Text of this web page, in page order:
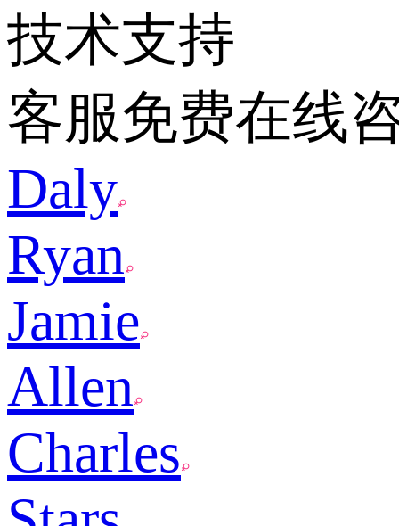
技术支持
客服免费在线
Daly
Ryan
Jamie
Allen
Charles